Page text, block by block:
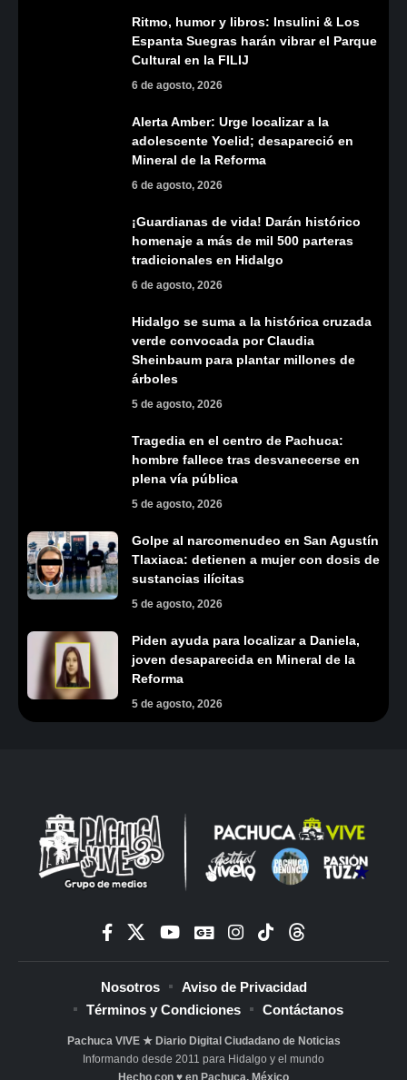
Ritmo, humor y libros: Insulini & Los
Espanta Suegras harán vibrar el Parque
Cultural en la FILIJ
6 de agosto, 2026
Alerta Amber: Urge localizar a la
adolescente Yoelid; desapareció en
Mineral de la Reforma
6 de agosto, 2026
¡Guardianas de vida! Darán histórico
homenaje a más de mil 500 parteras
tradicionales en Hidalgo
6 de agosto, 2026
Hidalgo se suma a la histórica cruzada
verde convocada por Claudia
Sheinbaum para plantar millones de
árboles
5 de agosto, 2026
Tragedia en el centro de Pachuca:
hombre fallece tras desvanecerse en
plena vía pública
5 de agosto, 2026
Golpe al narcomenudeo en San Agustín
Tlaxiaca: detienen a mujer con dosis de
sustancias ilícitas
5 de agosto, 2026
Piden ayuda para localizar a Daniela,
joven desaparecida en Mineral de la
Reforma
5 de agosto, 2026
Pachuca VIVE ★ Diario Digital Ciudadano de Noticias
Informando desde 2011 para Hidalgo y el mundo
Hecho con ♥ en Pachuca, México
Nosotros
Aviso de Privacidad
Términos y Condiciones
Contáctanos